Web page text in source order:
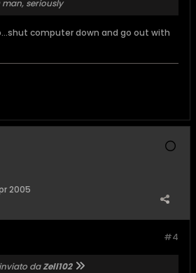
man, seriously
computer down and go out with
2005
#4
daZell102